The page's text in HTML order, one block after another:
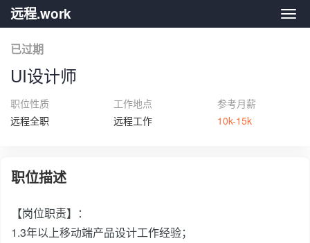
远
远程.work
已过期
UI设计师
职位性质
远程全职
工作地点
远程工作
参考月薪
10k-15k
职位描述
【岗位职责】：
1.3年以上移动端产品设计工作经验；